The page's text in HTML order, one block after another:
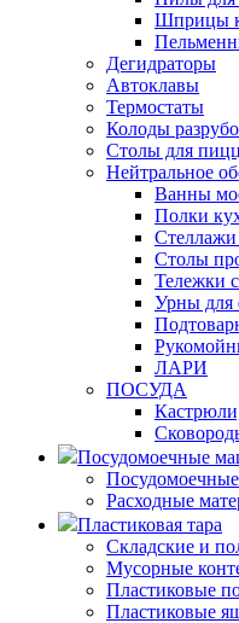
Шприцы
Дегидраторы
Автоклавы
Термостаты
Колоды
Столы для
Нейтральное
Ванны
Полки
Стеллажи
Столы
Тележки
Урны для
ЛАРИ
ПОСУДА
Посудомоечные
Расходные
Пластиковая тара
Складские и
Мусорные
Пластиковые
Пластиковые